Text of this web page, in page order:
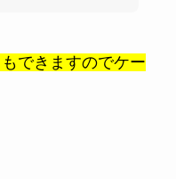
できますのでケー